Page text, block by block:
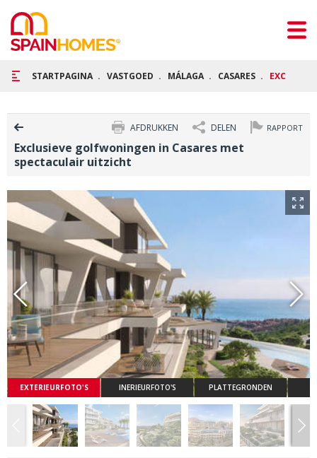
STARTPAGINA VASTGOED MÁLAGA CASARES
RAPPORT
DELEN
AFDRUKKEN
Exclusieve golfwoningen in Casares met
spectaculair uitzicht
EXTERIEURFOTO'S INERIEURFOTO'S PLATTEGRONDEN